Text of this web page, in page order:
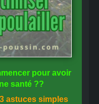
pour avoir
santé ??
3 astuces simples